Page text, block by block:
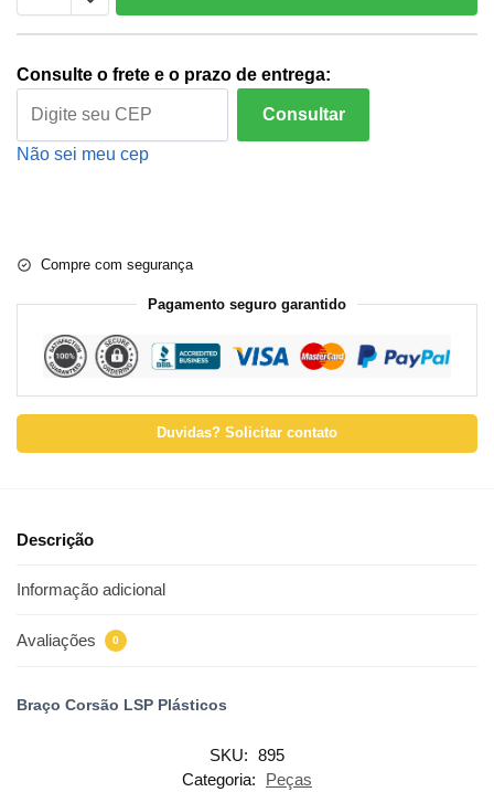
Consulte o frete e o prazo de entrega:
Consultar
Não sei meu cep
Compre com segurança
Pagamento seguro garantido
Duvidas? Solicitar contato
Descrição
Informação adicional
Avaliações 0
Braço Corsão LSP Plásticos
SKU: 895
Categoria:
Peças